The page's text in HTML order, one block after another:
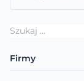
Szukaj:
Firmy